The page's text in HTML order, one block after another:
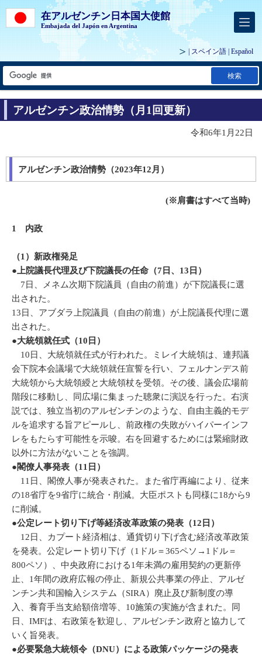
在アルゼンチン日本国大使館
Embajada del Japón en Argentina
| スペイン語 | Español
検索
アルゼンチン政治情勢（月1回更新）
令和6年1月22日
アルゼンチン政治情勢（2023年12月）
(※肩書はすべて当時)
1 内政
（1） 新政権発足
●上院議長代理及び下院議長の任命（7日、13日）
7日、メネム次期下院議員（自由の前進）が下院議長に選
出された。
13日、アブダラ上院議員（自由の前進）が上院議長代理に選
出された。
●大統領就任式 （10 日 ）
10日、大統領就任式が行われた。ミレイ大統領は、連邦議
会下院本会議場で大統領就任宣誓を行い、フェルナンデス前
大統領から大統領綬と大統領杖を受領。その後、議会広場前
階段に移動し、同広場に集まった聴衆に演説を行った。右演
説では、独立当初のアルゼンチンのような、自由主義的モデ
ルを追求する旨アピールし、前政権の失敗がハイパーインフ
レをもたらす可能性を示唆。右を回避するためには緊縮財政
以外に方法がないことを強調。
●閣僚人事発表（11日）
11日、閣僚人事が発表された。また省庁再編により、従来
の18省庁を9省庁に統合・削減。大臣ポストも同様に18から9
に削減。
●公定レート切り下げ等経済改革政策の発表（12日）
12日、カプート経済相は、通貨切り下げ含む経済改革政策
を発表。公定レート切り下げ（1ドル＝365ペソ→1ドル＝
800ペソ）、中央政府における1年未満の雇用契約の更新停
止、1年間の政府広報の停止、新規公共事業の停止、アルゼ
ンチン共和国輸入システム（SIRA）廃止及び新制度の導
入、養育手当支給額倍増等、10施策の実施が含まれた。同
日、IMFは、右政策を歓迎し、アルゼンチン政府と協力して
いく旨発表。
●必要緊急大統領令（DNU）による政策パッケージの発表